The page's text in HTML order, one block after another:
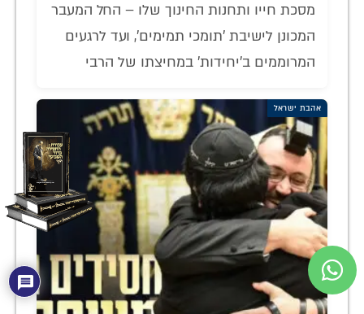
מסכת חייו ותחנות החינוך שלו – החל המעבר
המכונן לישיבת 'תומכי תמימים', ועד לרגעים
המרוממים ב'יחידות' במחיצתו של הרבי
אהבת ישראל